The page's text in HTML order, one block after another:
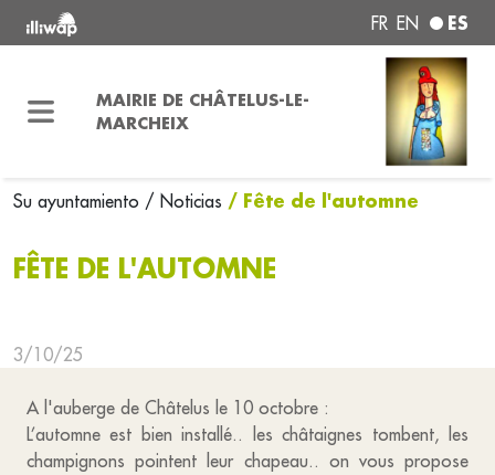
FR EN ES
MAIRIE DE CHÂTELUS-LE-
MARCHEIX
Su ayuntamiento / Noticias / Fête de l'automne
FÊTE DE L'AUTOMNE
3/10/25
A l'auberge de Châtelus le 10 octobre :
L’automne est bien installé.. les châtaignes tombent, les
champignons pointent leur chapeau.. on vous propose